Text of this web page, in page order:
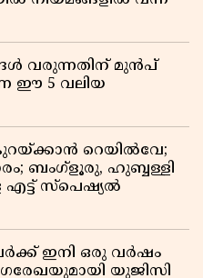
വരുന്നതിന് മുൻപ്
ഈ 5 വലിയ
റെയിൽവേ;
ബംഗ്ളൂരു, ഹുബ്ബള്ളി
എട്ട് സ്പെഷ്യൽ
ഇനി ഒരു വർഷം
യുജിസി